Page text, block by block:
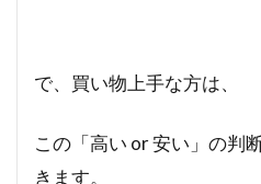
で、買い物上手な方は、
この「高い or 安い」の判
きます。